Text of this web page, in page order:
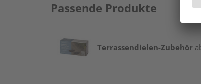
Passende Produkte
Terrassendielen-Zubehör